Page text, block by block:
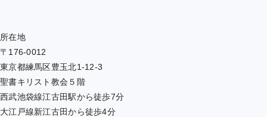
所在地
〒176-0012
東京都練馬区豊玉北1-12-3
聖書キリスト教会５階
西武池袋線江古田駅から徒歩7分
大江戸線新江古田から徒歩4分